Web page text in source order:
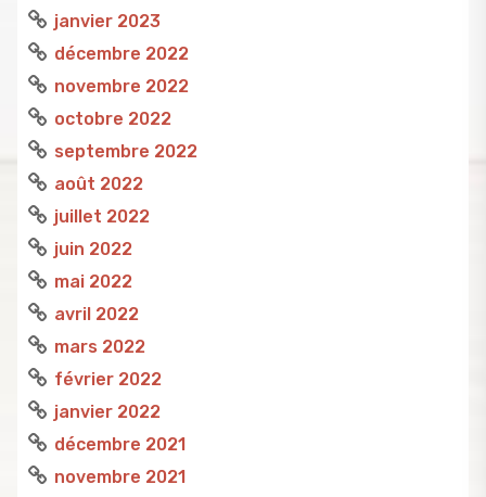
janvier 2023
décembre 2022
novembre 2022
octobre 2022
septembre 2022
août 2022
juillet 2022
juin 2022
mai 2022
avril 2022
mars 2022
février 2022
janvier 2022
décembre 2021
novembre 2021